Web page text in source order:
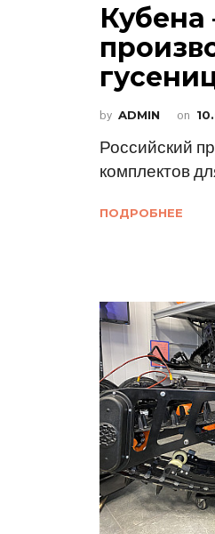
by ADMIN on
Российский
комплектов
ПОДРОБНЕЕ